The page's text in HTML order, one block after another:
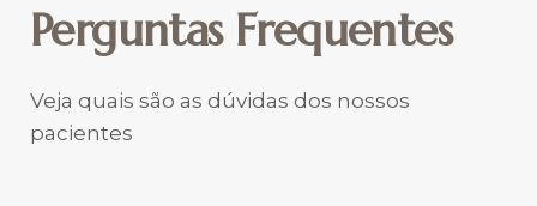
Perguntas Frequentes
Veja quais são as dúvidas dos nossos
pacientes